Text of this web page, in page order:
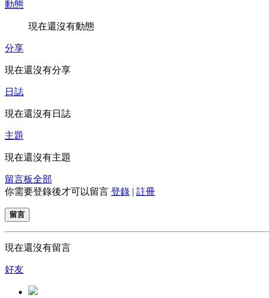
動態
現在還沒有動態
分享
現在還沒有分享
日誌
現在還沒有日誌
主題
現在還沒有主題
留言板全部
你需要登錄後才可以留言 登錄 | 註冊
留言
現在還沒有留言
好友